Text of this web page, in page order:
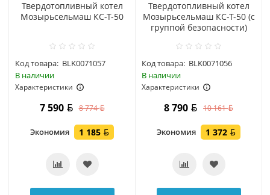
Твердотопливный котел
Мозырьсельмаш КС-Т-50
Код товара: BLK0071057
В наличии
Характеристики
7 590 8 774
Экономия 1 185
Твердотопливный котел
Мозырьсельмаш КС-Т-50 (с
группой безопасности)
Код товара: BLK0071056
В наличии
Характеристики
8 790 10 161
Экономия 1 372